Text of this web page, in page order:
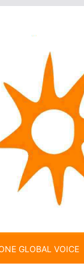
GLOBAL VOICE